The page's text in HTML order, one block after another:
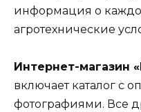
информация о
агротехнические
Интернет-магазин
включает каталог с
фотографиями. Все